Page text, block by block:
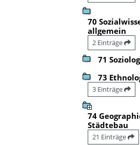
70
allgemein
2 Einträge
71
73
3 Einträge
74
Städtebau
21 Einträge